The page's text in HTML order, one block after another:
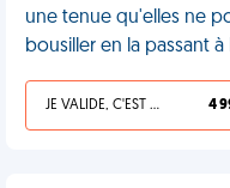
une tenue qu'elles ne
bousiller en la passant à
JE VALIDE, C'EST UNE VDM 4